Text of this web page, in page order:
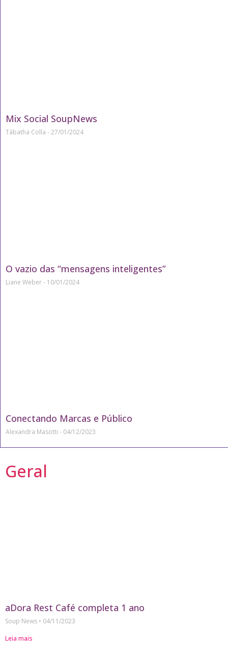
Mix Social SoupNews
Tábatha Colla 27/01/2024
O vazio das “mensagens inteligentes”
Liane Weber 10/01/2024
Conectando Marcas e Público
Alexandra Masotti 04/12/2023
Geral
aDora Rest Café completa 1 ano
Soup News
04/11/2023
Leia mais